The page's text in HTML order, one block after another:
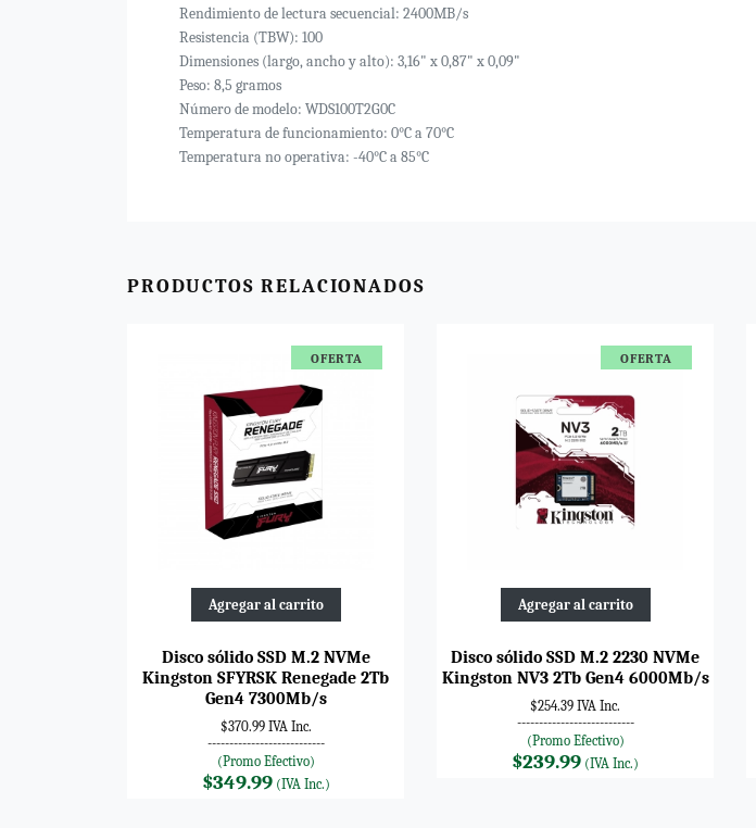
Rendimiento de lectura secuencial: 2400MB/s
Resistencia (TBW): 100
Dimensiones (largo, ancho y alto): 3,16" x 0,87" x 0,09"
Peso: 8,5 gramos
Número de modelo: WDS100T2G0C
Temperatura de funcionamiento: 0°C a 70°C
Temperatura no operativa: -40°C a 85°C
PRODUCTOS RELACIONADOS
OFERTA
Agregar al carrito
Disco sólido SSD M.2 NVMe
Kingston SFYRSK Renegade 2Tb
Gen4 7300Mb/s
$370.99 IVA Inc.
---------------------------
(Promo Efectivo)
$349.99(IVA Inc.)
OFERTA
Agregar al carrito
Disco sólido SSD M.2 2230 NVMe
Kingston NV3 2Tb Gen4 6000Mb/s
$254.39 IVA Inc.
---------------------------
(Promo Efectivo)
$239.99 (IVA Inc.)